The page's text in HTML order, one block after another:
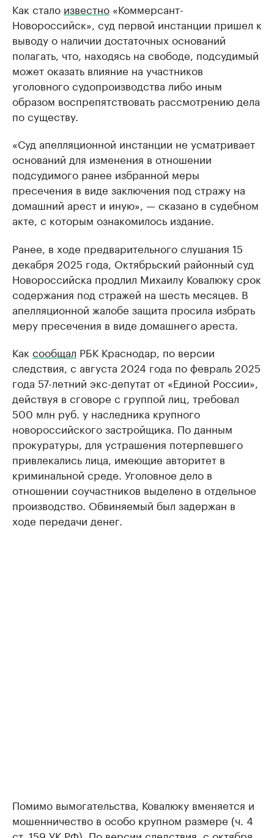
Как стало известно «Коммерсант-
Новороссийск», суд первой инстанции пришел к
выводу о наличии достаточных оснований
полагать, что, находясь на свободе, подсудимый
может оказать влияние на участников
уголовного судопроизводства либо иным
образом воспрепятствовать рассмотрению дела
по существу.
«Суд апелляционной инстанции не усматривает
оснований для изменения в отношении
подсудимого ранее избранной меры
пресечения в виде заключения под стражу на
домашний арест и иную», — сказано в судебном
акте, с которым ознакомилось издание.
Ранее, в ходе предварительного слушания 15
декабря 2025 года, Октябрьский районный суд
Новороссийска продлил Михаилу Ковалюку срок
содержания под стражей на шесть месяцев. В
апелляционной жалобе защита просила избрать
меру пресечения в виде домашнего ареста.
Как сообщал РБК Краснодар, по версии
следствия, с августа 2024 года по февраль 2025
года 57-летний экс-депутат от «Единой России»,
действуя в сговоре с группой лиц, требовал
500 млн руб. у наследника крупного
новороссийского застройщика. По данным
прокуратуры, для устрашения потерпевшего
привлекались лица, имеющие авторитет в
криминальной среде. Уголовное дело в
отношении соучастников выделено в отдельное
производство. Обвиняемый был задержан в
ходе передачи денег.
Помимо вымогательства, Ковалюку вменяется и
мошенничество в особо крупном размере (ч. 4